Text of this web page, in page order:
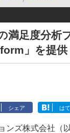
満足度分析
」を提供
シェア は
ズ株式会社（